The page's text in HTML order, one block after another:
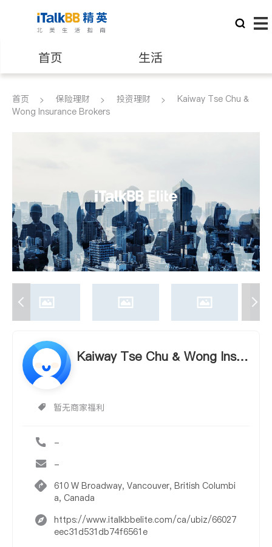
首页 生活
医生 律师
建筑装修
首页 保险理财 投资理财
Kaiway Tse Chu &
Wong Insurance Brokers
Kaiway Tse Chu & Wong Insur
暂无商家福利
-
-
610 W Broadway, Vancouver, British Columbi
a, Canada
https://www.italkbbelite.com/ca/ubiz/66027
eec31d531db74f6561e